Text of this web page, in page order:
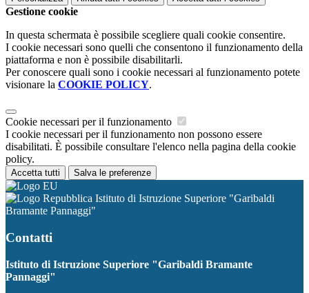
Gestione cookie
In questa schermata è possibile scegliere quali cookie consentire.
I cookie necessari sono quelli che consentono il funzionamento della
piattaforma e non è possibile disabilitarli.
Per conoscere quali sono i cookie necessari al funzionamento potete
visionare la COOKIE POLICY.
Cookie necessari per il funzionamento
I cookie necessari per il funzionamento non possono essere
disabilitati. È possibile consultare l'elenco nella pagina della cookie
policy.
Accetta tutti Salva le preferenze
Istituto di Istruzione Superiore "Garibaldi
Bramante Pannaggi"
Contatti
Istituto di Istruzione Superiore "Garibaldi Bramante
Pannaggi"